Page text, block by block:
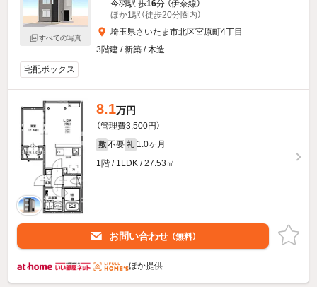
すべての写真
今羽駅 歩16分 （伊奈線）
ほか1駅（徒歩20分圏内）
埼玉県さいたま市北区宮原町4丁目
3階建 / 新築 / 木造
宅配ボックス
8.1万円
（管理費3,500円）
敷 不要 礼 1.0ヶ月
1階 / 1LDK / 27.53㎡
お問い合わせ （無料）
ほか提供